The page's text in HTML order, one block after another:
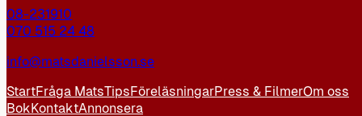
08-231910
070 515 24 48
info@matsdanielsson.se
StartFråga MatsTipsFöreläsningarPress & FilmerOm oss
BokKontaktAnnonsera